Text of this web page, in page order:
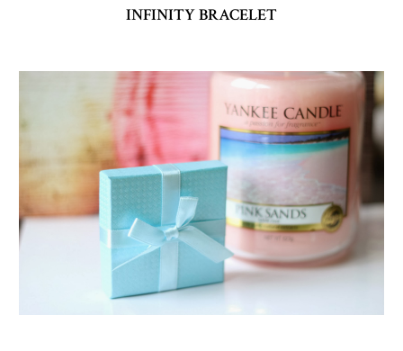
INFINITY BRACELET